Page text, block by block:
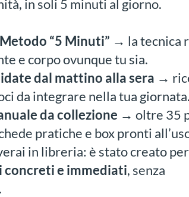
in soli 5 minuti al giorno.
“5 Minuti” → la tecnica
e corpo ovunque tu sia.
dal mattino alla sera →
da integrare nella tua giornata.
da collezione → oltre 35
pratiche e box pronti
in libreria: è stato creato
e immediati, senza